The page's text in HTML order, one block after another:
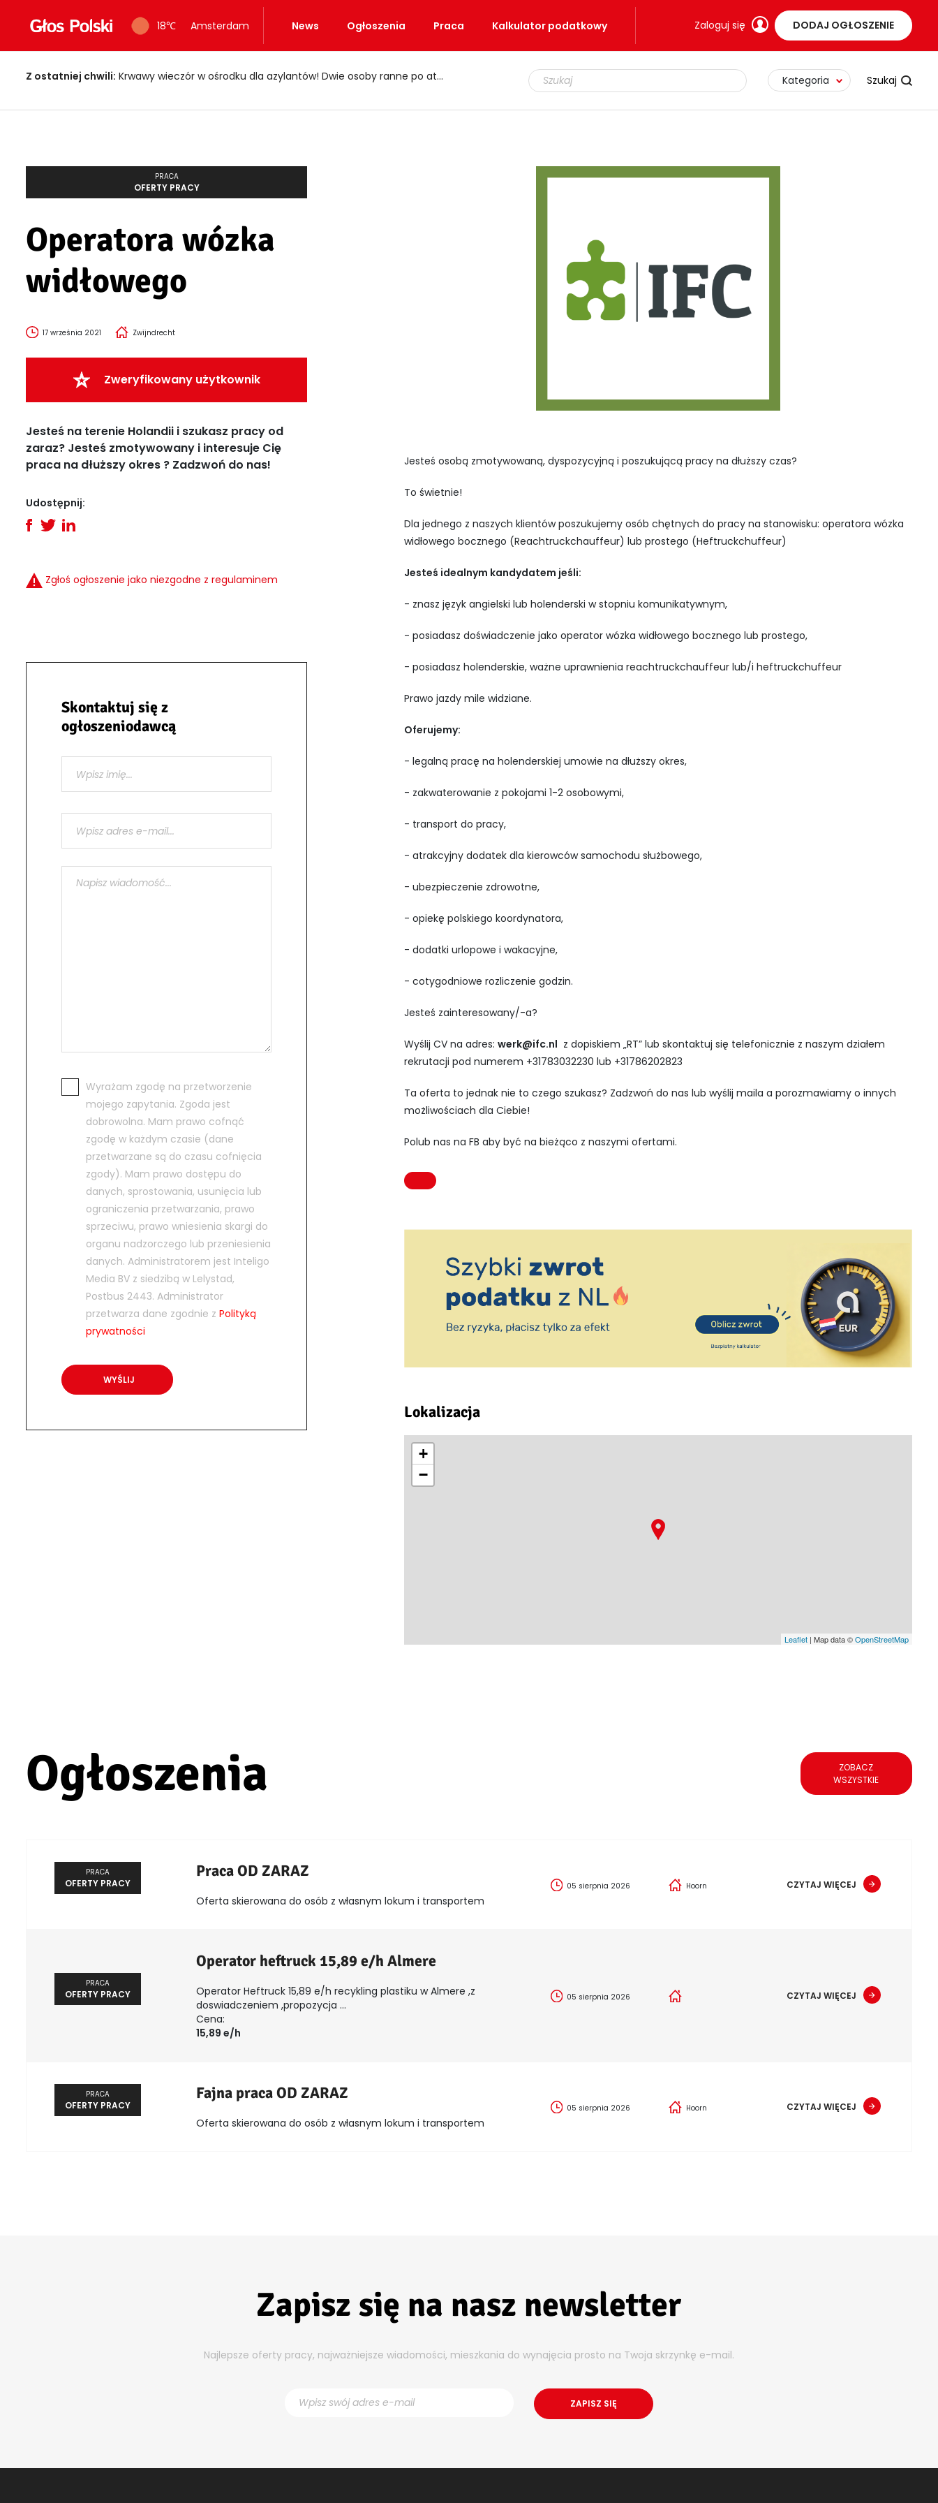
18℃ Amsterdam News Ogłoszenia Praca Kalkulator podatkowy Zaloguj się DODAJ OGŁOSZENIE
Z ostatniej chwili: Krwawy wieczór w ośrodku dla azylantów! Dwie osoby ranne po ataku nożem Kategoria
PRACA
OFERTY PRACY
Operatora wózka
widłowego
17 września 2021 Zwijndrecht
Zweryfikowany użytkownik
Jesteś na terenie Holandii i szukasz pracy od
zaraz? Jesteś zmotywowany i interesuje Cię
praca na dłuższy okres ? Zadzwoń do nas!
Udostępnij:
Zgłoś ogłoszenie jako niezgodne z regulaminem
Skontaktuj się z
ogłoszeniodawcą
Wyrażam zgodę na przetworzenie
mojego zapytania. Zgoda jest
dobrowolna. Mam prawo cofnąć
zgodę w każdym czasie (dane
przetwarzane są do czasu cofnięcia
zgody). Mam prawo dostępu do
danych, sprostowania, usunięcia lub
ograniczenia przetwarzania, prawo
sprzeciwu, prawo wniesienia skargi do
organu nadzorczego lub przeniesienia
danych. Administratorem jest Inteligo
Media BV z siedzibą w Lelystad,
Postbus 2443. Administrator
przetwarza dane zgodnie z Polityką
prywatności
Jesteś osobą zmotywowaną, dyspozycyjną i poszukującą pracy na dłuższy czas?
To świetnie!
Dla jednego z naszych klientów poszukujemy osób chętnych do pracy na stanowisku: operatora wózka
widłowego bocznego (Reachtruckchauffeur) lub prostego (Heftruckchuffeur)
Jesteś idealnym kandydatem jeśli:
- znasz język angielski lub holenderski w stopniu komunikatywnym,
- posiadasz doświadczenie jako operator wózka widłowego bocznego lub prostego,
- posiadasz holenderskie, ważne uprawnienia reachtruckchauffeur lub/i heftruckchuffeur
Prawo jazdy mile widziane.
Oferujemy:
- legalną pracę na holenderskiej umowie na dłuższy okres,
- zakwaterowanie z pokojami 1-2 osobowymi,
- transport do pracy,
- atrakcyjny dodatek dla kierowców samochodu służbowego,
- ubezpieczenie zdrowotne,
- opiekę polskiego koordynatora,
- dodatki urlopowe i wakacyjne,
- cotygodniowe rozliczenie godzin.
Jesteś zainteresowany/-a?
Wyślij CV na adres: werk@ifc.nl z dopiskiem „RT” lub skontaktuj się telefonicznie z naszym działem
rekrutacji pod numerem +31783032230 lub +31786202823
Ta oferta to jednak nie to czego szukasz? Zadzwoń do nas lub wyślij maila a porozmawiamy o innych
możliwościach dla Ciebie!
Polub nas na FB aby być na bieżąco z naszymi ofertami.
Lokalizacja
+
−
Leaflet| Map data ©OpenStreetMap
Ogłoszenia
ZOBACZ
WSZYSTKIE
PRACA
OFERTY PRACY
Praca OD ZARAZ
Oferta skierowana do osób z własnym lokum i transportem
05 sierpnia 2026 Hoorn CZYTAJ WIĘCEJ
PRACA
OFERTY PRACY
Operator heftruck 15,89 e/h Almere
Operator Heftruck 15,89 e/h recykling plastiku w Almere ,z
doswiadczeniem ,propozycja ...
Cena:
15,89 e/h
05 sierpnia 2026 CZYTAJ WIĘCEJ
PRACA
OFERTY PRACY
Fajna praca OD ZARAZ
Oferta skierowana do osób z własnym lokum i transportem
05 sierpnia 2026 Hoorn CZYTAJ WIĘCEJ
Zapisz się na nasz newsletter
Najlepsze oferty pracy, najważniejsze wiadomości, mieszkania do wynajęcia prosto na Twoja skrzynkę e-mail.